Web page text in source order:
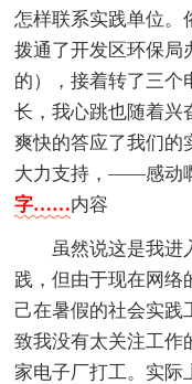
怎样联系实践单位。
拨通了开发区环保局
的），接着转了三个
长，我心跳也随着兴
爽快的答应了我们的
大力支持，——感动
字……内容
虽然说这是我进
践，但由于现在网络
己在暑假的社会实践
致我没有太关注工作
家电子厂打工。实际